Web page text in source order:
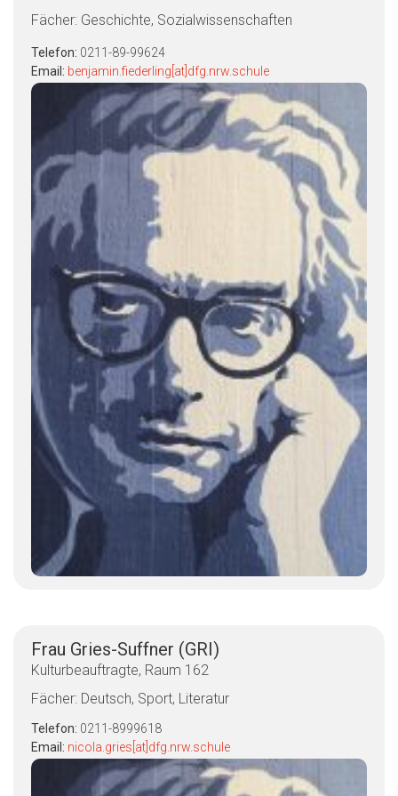
Fächer: Geschichte, Sozialwissenschaften
Telefon: 0211-89-99624
Email: benjamin.fiederling[at]dfg.nrw.schule
Frau Gries-Suffner (GRI)
Kulturbeauftragte, Raum 162
Fächer: Deutsch, Sport, Literatur
Telefon: 0211-8999618
Email: nicola.gries[at]dfg.nrw.schule